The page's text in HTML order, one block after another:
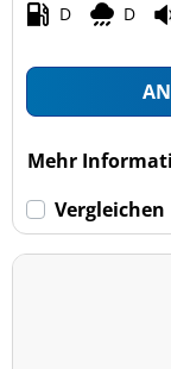
D D
Mehr
Vergleichen